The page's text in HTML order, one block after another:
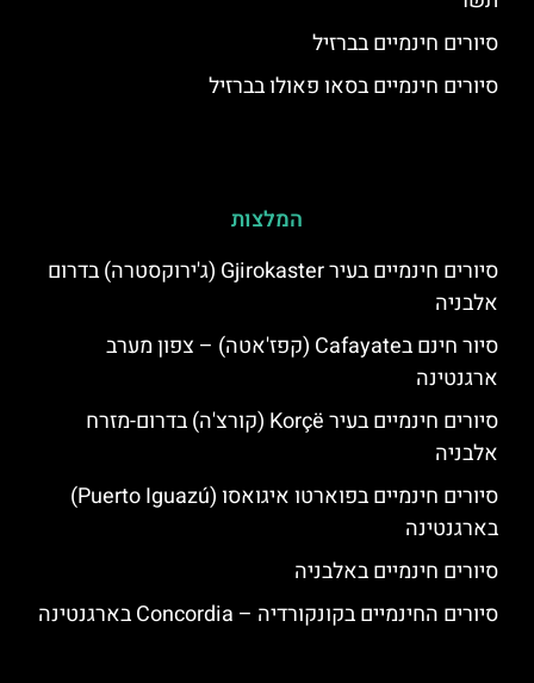
סיורים חינמיים בברזיל
סיורים חינמיים בסאו פאולו בברזיל
המלצות
סיורים חינמיים בעיר Gjirokaster (ג'ירוקסטרה) בדרום
אלבניה
סיור חינם בCafayate (קפז'אטה) – צפון מערב
ארגנטינה
סיורים חינמיים בעיר Korçë (קורצ'ה) בדרום-מזרח
אלבניה
סיורים חינמיים בפוארטו איגואסו (Puerto Iguazú)
בארגנטינה
סיורים חינמיים באלבניה
סיורים החינמיים בקונקורדיה – Concordia בארגנטינה